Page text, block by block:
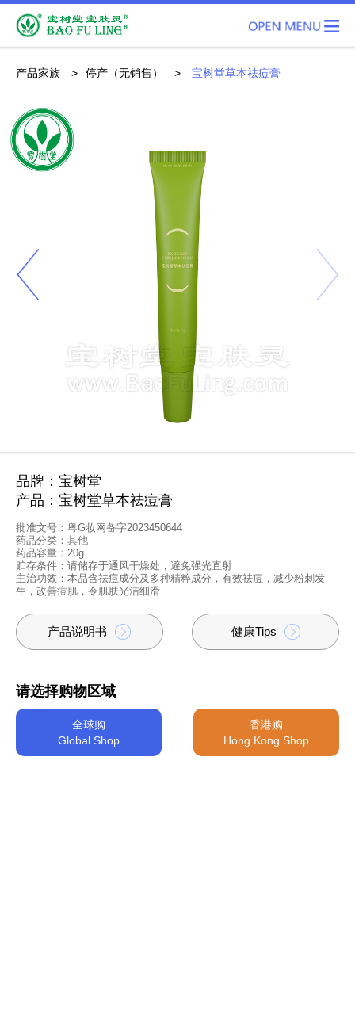
产品家族 > 停产（无销售） > 宝树堂草本祛痘膏
品牌：宝树堂
产品：宝树堂草本祛痘膏
批准文号：粤G妆网备字2023450644
药品分类：其他
药品容量：20g
贮存条件：请储存于通风干燥处，避免强光直射
主治功效：本品含祛痘成分及多种精粹成分，有效祛痘，减少粉刺发
生，改善痘肌，令肌肤光洁细滑
产品说明书 健康Tips
请选择购物区域
全球购
Global Shop
香港购
Hong Kong Shop